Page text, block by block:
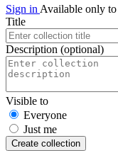
Sign in Available only to
Title
Description (optional)
Visible to
Everyone
Just me
Create collection